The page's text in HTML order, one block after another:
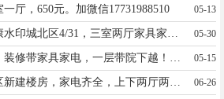
厅，650元。加微信17731988510 05-13
05-30
05-15
06-26